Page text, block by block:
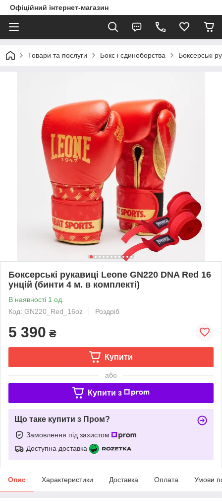
Офіційний інтернет-магазин
Товари та послуги Бокс і єдиноборства Боксерські
Боксерські рукавиці Leone GN220 DNA Red 16
унцій (бинти 4 м. в комплекті)
В наявності 1 од.
Код: GN220_Red_16oz
Роздріб
5 390 ₴
Купити
або
Купити з
Що таке купити з Пром?
Замовлення під захистом
Доступна доставка
Опис Характеристики Доставка Оплата Умови